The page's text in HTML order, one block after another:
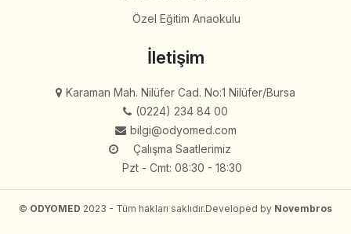
Özel Eğitim Anaokulu
İletişim
Karaman Mah. Nilüfer Cad. No:1 Nilüfer/Bursa
(0224) 234 84 00
bilgi@odyomed.com
Çalışma Saatlerimiz
Pzt - Cmt: 08:30 - 18:30
© ODYOMED 2023 - Tüm hakları saklıdır.Developed by Novembros